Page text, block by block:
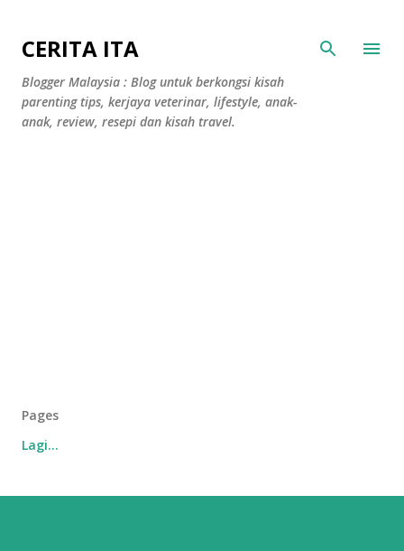
CERITA ITA
Blogger Malaysia : Blog untuk berkongsi kisah
parenting tips, kerjaya veterinar, lifestyle, anak-
anak, review, resepi dan kisah travel.
Pages
Lagi…